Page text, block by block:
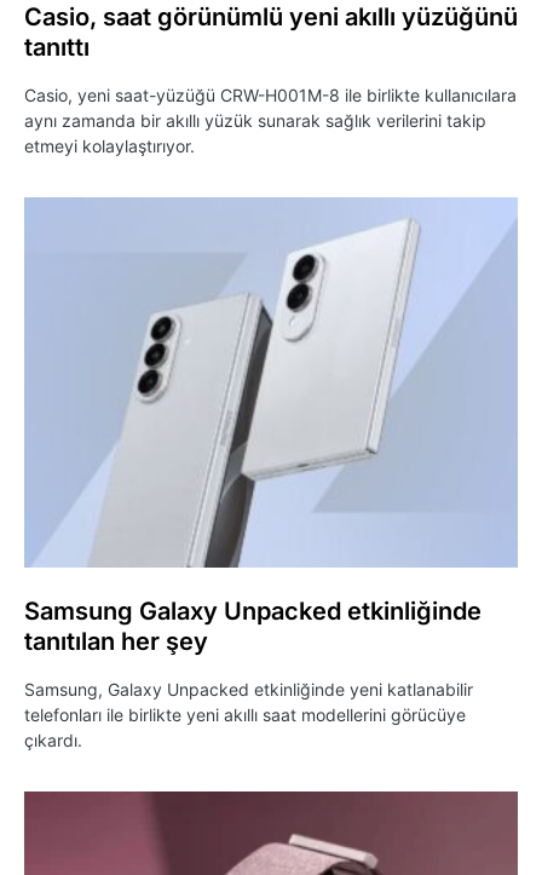
Casio, saat görünümlü yeni akıllı yüzüğünü
tanıttı
Casio, yeni saat-yüzüğü CRW-H001M-8 ile birlikte kullanıcılara
aynı zamanda bir akıllı yüzük sunarak sağlık verilerini takip
etmeyi kolaylaştırıyor.
Samsung Galaxy Unpacked etkinliğinde
tanıtılan her şey
Samsung, Galaxy Unpacked etkinliğinde yeni katlanabilir
telefonları ile birlikte yeni akıllı saat modellerini görücüye
çıkardı.